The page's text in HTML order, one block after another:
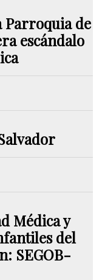
Parroquia de
escándalo
Médica y
del
SEGOB-